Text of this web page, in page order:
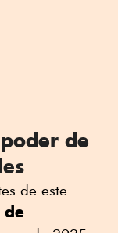
de
de este
de